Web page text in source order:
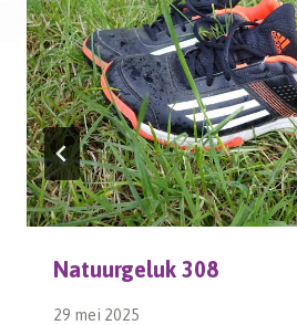
Natuurgeluk 308
29 mei 2025